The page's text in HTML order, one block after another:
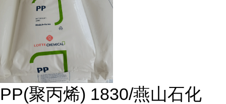
PP(聚丙烯) 1830/燕山石化